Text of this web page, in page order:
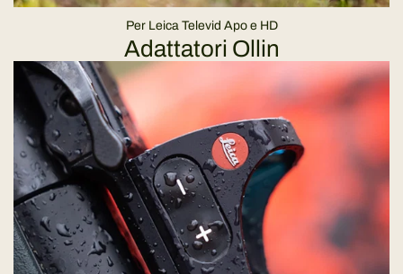
Per Leica Televid Apo e HD
Adattatori Ollin